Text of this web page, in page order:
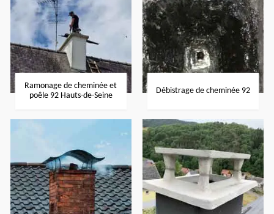
Ramonage de cheminée et
poêle 92 Hauts-de-Seine
Débistrage de cheminée 92